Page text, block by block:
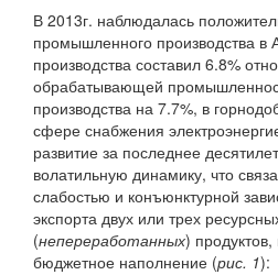
В 2013г. наблюдалась
промышленного производства в
производства составил 6.8%
обрабатывающей
производства на 7.7%, в
сфере снабжения
развитие за последнее
волатильную динамику, что
слабостью и конъюнктурной
экспорта двух или трех
(непереработанных)
бюджетное наполнение (рис. 1):